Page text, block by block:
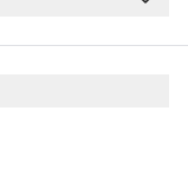
10:00 - 21:30